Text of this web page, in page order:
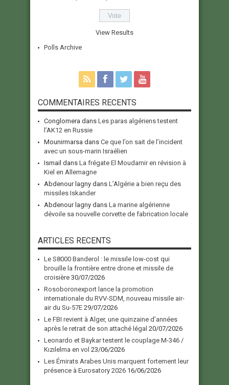
View Results
Polls Archive
COMMENTAIRES RECENTS
Conglomera dans Les paras algériens testent
l’AK12 en Russie
Mounirmarsa dans Ce que l’on sait de l’incident
avec un sous-marin Israélien
Ismail dans La frégate El Moudamir en révision à
Kiel en Allemagne
Abdenour lagny dans L’Algérie a bien reçu des
missiles Iskander
Abdenour lagny dans La marine algérienne
dévoile sa nouvelle corvette de fabrication locale
ARTICLES RECENTS
Le S8000 Banderol : le missile low-cost qui
brouille la frontière entre drone et missile de
croisière 30/07/2026
Rosoboronexport lance la promotion
internationale du RVV-SDM, nouveau missile air-
air du Su-57E 29/07/2026
Le FBI revient à Alger, une quinzaine d’années
après le retrait de son attaché légal 20/07/2026
Leonardo et Baykar testent le couplage M-346 /
Kızılelma en vol 23/06/2026
Les Émirats Arabes Unis marquent fortement leur
présence à Eurosatory 2026 16/06/2026